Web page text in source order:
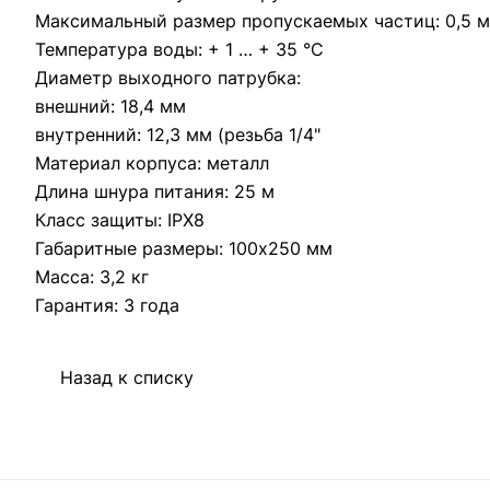
Максимальный размер пропускаемых частиц: 0,5
Температура воды: + 1 … + 35 °С
Диаметр выходного патрубка:
внешний: 18,4 мм
внутренний: 12,3 мм (резьба 1/4"
Материал корпуса: металл
Длина шнура питания: 25 м
Класс защиты: IPX8
Габаритные размеры: 100х250 мм
Масса: 3,2 кг
Гарантия: 3 года
Назад к списку